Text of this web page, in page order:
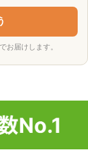
お届けします。